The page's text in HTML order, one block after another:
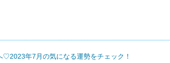
♡2023年7月の気になる運勢をチェック！